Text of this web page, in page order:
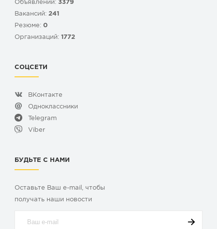
Объявлений: 3379
Вакансий: 241
Резюме: 0
Организаций: 1772
СОЦСЕТИ
ВКонтакте
Одноклассники
Telegram
Viber
БУДЬТЕ С НАМИ
Оставьте Ваш e-mail, чтобы
получать наши новости